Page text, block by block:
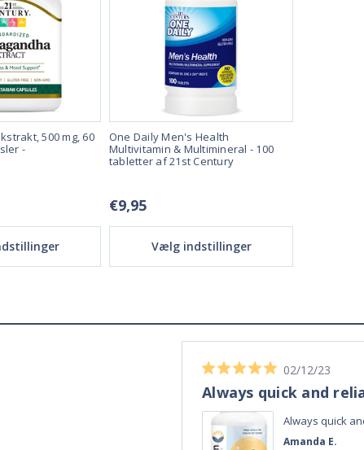
500 mg, 60
-
One Daily Men's Health
Multivitamin & Multimineral - 100
tabletter af 21st Century
€9,95
Vælg indstillinger
Amanda E.
02/12/23
Always quick and
Always quick